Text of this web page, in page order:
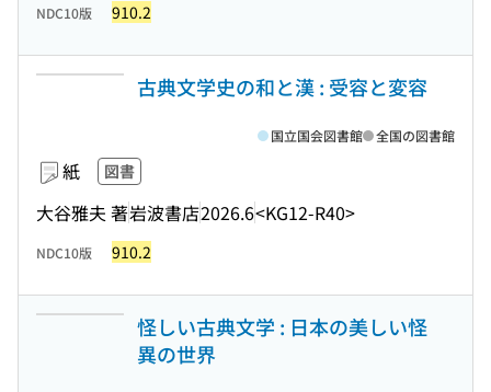
NDC10版 910.2
古典文学史の和と漢 : 受容と変容
紙 図書
大谷雅夫 著岩波書店2026.6<KG12-R40>
国立国会図書館 全国の図書館
NDC10版 910.2
怪しい古典文学 : 日本の美しい怪
異の世界